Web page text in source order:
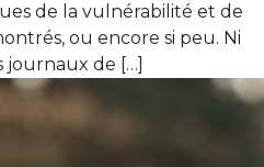
de la vulnérabilité et de
ou encore si peu. Ni
journaux de […]